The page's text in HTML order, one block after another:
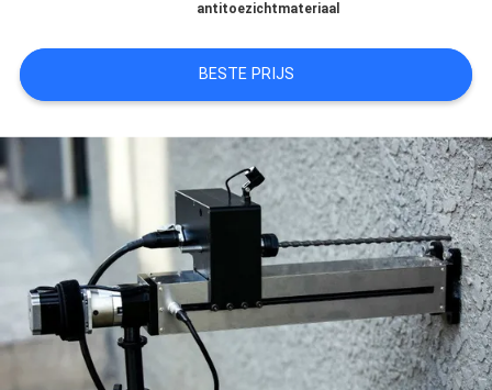
SITEMAP
PRIVACY
POLICY
antitoezichtmateriaal
BESTE PRIJS